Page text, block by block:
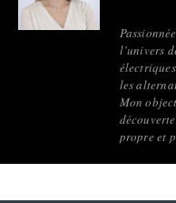
l’univers
les
Mon
propre et